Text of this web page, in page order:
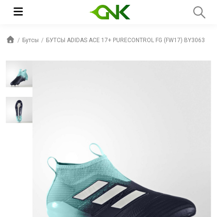
Бутсы БУТСЫ ADIDAS ACE 17+ PURECONTROL FG (FW17) BY3063